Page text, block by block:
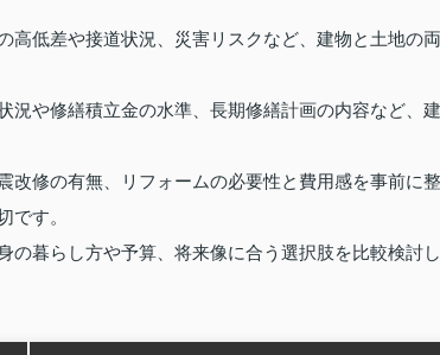
高低差や接道状況、災害リスクなど、建物と土地の両
況や修繕積立金の水準、長期修繕計画の内容など、建
改修の有無、リフォームの必要性と費用感を事前に整
です。
の暮らし方や予算、将来像に合う選択肢を比較検討し